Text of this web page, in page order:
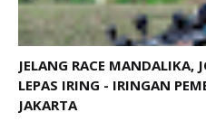
JELANG RACE MANDALIKA,
LEPAS IRING - IRINGAN
JAKARTA